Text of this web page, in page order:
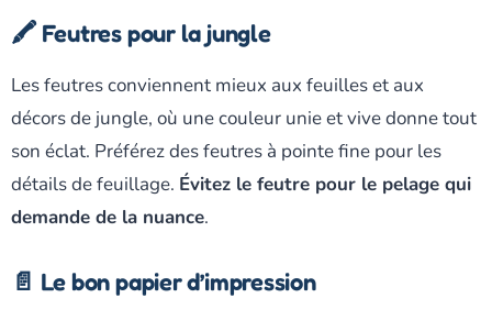
🖍️ Feutres pour la jungle
Les feutres conviennent mieux aux feuilles et aux
décors de jungle, où une couleur unie et vive donne tout
son éclat. Préférez des feutres à pointe fine pour les
détails de feuillage. Évitez le feutre pour le pelage qui
demande de la nuance.
📄 Le bon papier d’impression